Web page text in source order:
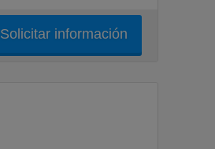
Solicitar información